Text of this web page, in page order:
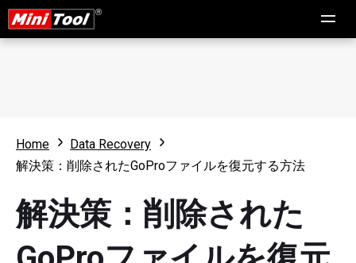
Home
Data Recovery
解決策：削除されたGoProファイルを復元する方法
解決策：削除された